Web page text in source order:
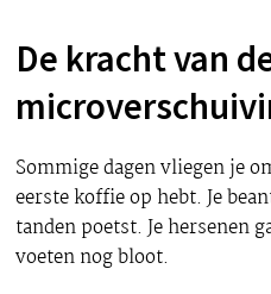
De kracht van
Sommige dagen vliegen je
eerste koffie op hebt. Je
tanden poetst. Je hersenen
voeten nog bloot.